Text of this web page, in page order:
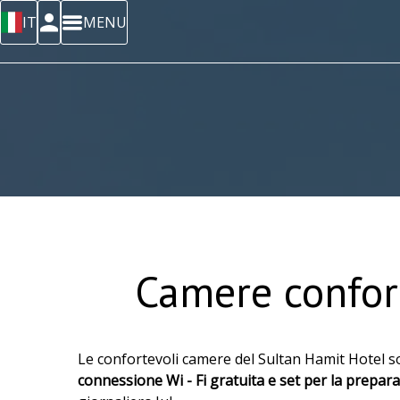
IT MENU
Camere
Le confortevoli camere del Sultan Hamit Hotel
connessione Wi - Fi gratuita e set per la